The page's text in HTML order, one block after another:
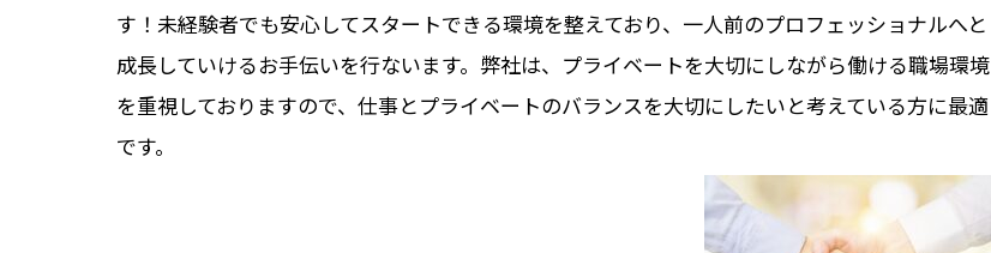
す！未経験者でも安心してスタートできる環境を整えており、一人前のプロフェッショナルへと
成長していけるお手伝いを行ないます。弊社は、プライベートを大切にしながら働ける職場環境
を重視しておりますので、仕事とプライベートのバランスを大切にしたいと考えている方に最適
です。